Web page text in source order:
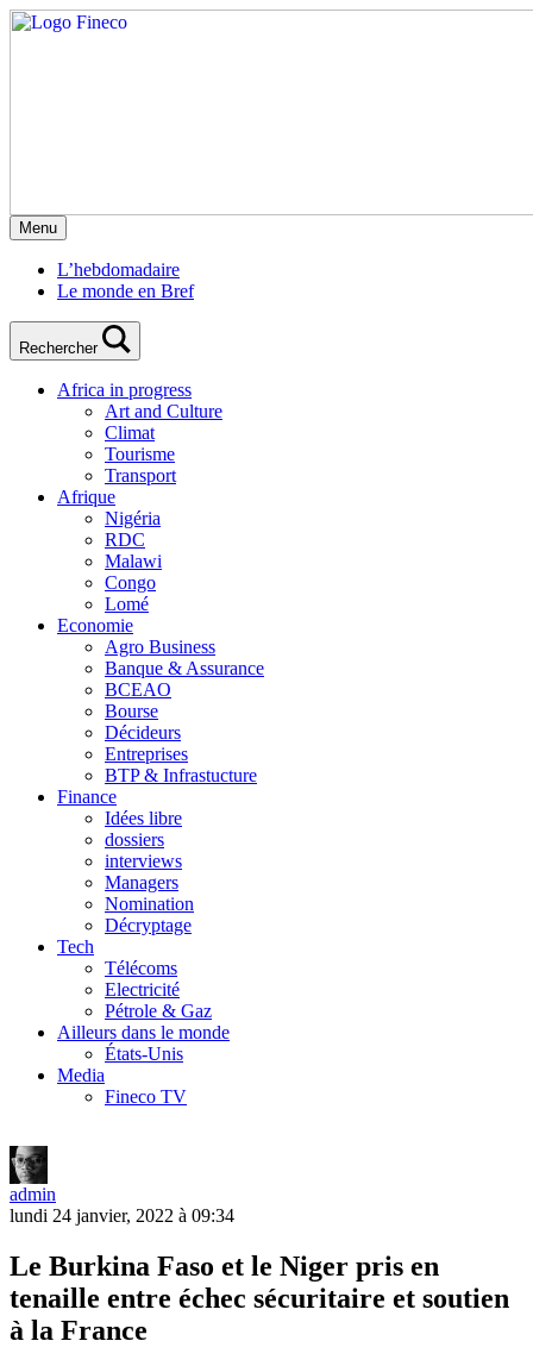
Menu
L’hebdomadaire
Le monde en Bref
Rechercher
Africa in progress
Art and Culture
Climat
Tourisme
Transport
Afrique
Nigéria
RDC
Malawi
Congo
Lomé
Economie
Agro Business
Banque & Assurance
BCEAO
Bourse
Décideurs
Entreprises
BTP & Infrastucture
Finance
Idées libre
dossiers
interviews
Managers
Nomination
Décryptage
Tech
Télécoms
Electricité
Pétrole & Gaz
Ailleurs dans le monde
États-Unis
Media
Fineco TV
admin
lundi 24 janvier, 2022 à 09:34
Le Burkina Faso et le Niger pris en
tenaille entre échec sécuritaire et soutien
à la France